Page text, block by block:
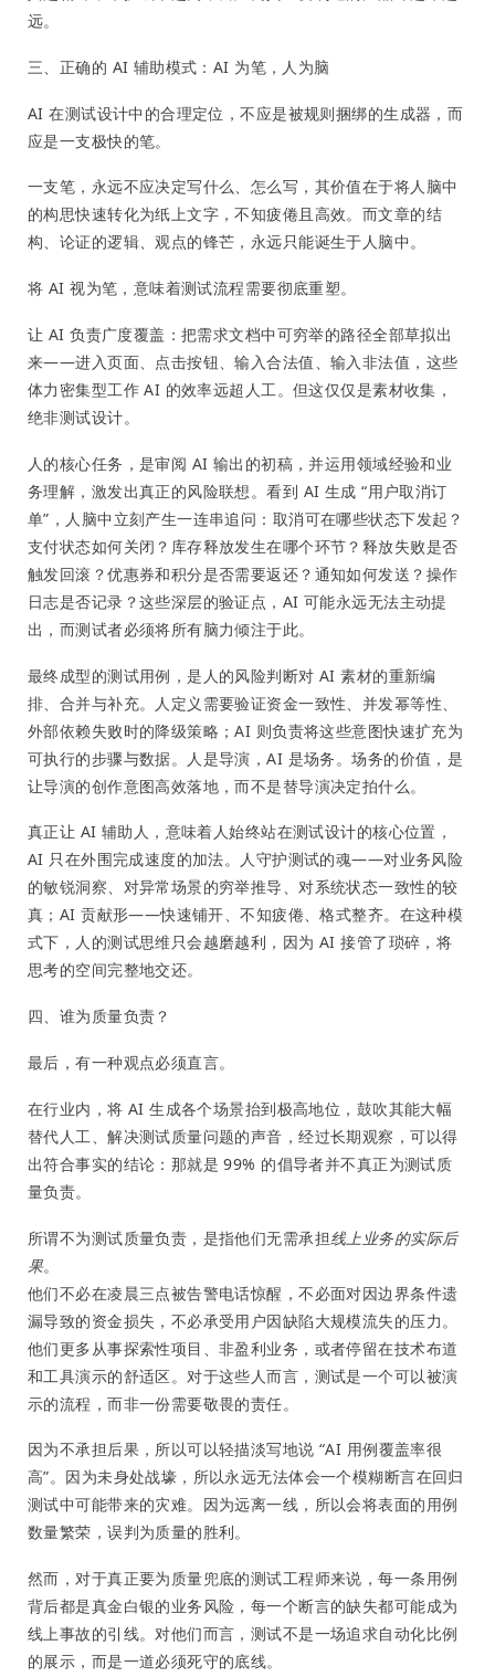
远。
三、正确的 AI 辅助模式：AI 为笔，人为脑
AI 在测试设计中的合理定位，不应是被规则捆绑的生成器，而
应是一支极快的笔。
一支笔，永远不应决定写什么、怎么写，其价值在于将人脑中
的构思快速转化为纸上文字，不知疲倦且高效。而文章的结
构、论证的逻辑、观点的锋芒，永远只能诞生于人脑中。
将 AI 视为笔，意味着测试流程需要彻底重塑。
让 AI 负责广度覆盖：把需求文档中可穷举的路径全部草拟出
来——进入页面、点击按钮、输入合法值、输入非法值，这些
体力密集型工作 AI 的效率远超人工。但这仅仅是素材收集，
绝非测试设计。
人的核心任务，是审阅 AI 输出的初稿，并运用领域经验和业
务理解，激发出真正的风险联想。看到 AI 生成 “用户取消订
单”，人脑中立刻产生一连串追问：取消可在哪些状态下发起？
支付状态如何关闭？库存释放发生在哪个环节？释放失败是否
触发回滚？优惠券和积分是否需要返还？通知如何发送？操作
日志是否记录？这些深层的验证点，AI 可能永远无法主动提
出，而测试者必须将所有脑力倾注于此。
最终成型的测试用例，是人的风险判断对 AI 素材的重新编
排、合并与补充。人定义需要验证资金一致性、并发幂等性、
外部依赖失败时的降级策略；AI 则负责将这些意图快速扩充为
可执行的步骤与数据。人是导演，AI 是场务。场务的价值，是
让导演的创作意图高效落地，而不是替导演决定拍什么。
真正让 AI 辅助人，意味着人始终站在测试设计的核心位置，
AI 只在外围完成速度的加法。人守护测试的魂——对业务风险
的敏锐洞察、对异常场景的穷举推导、对系统状态一致性的较
真；AI 贡献形——快速铺开、不知疲倦、格式整齐。在这种模
式下，人的测试思维只会越磨越利，因为 AI 接管了琐碎，将
思考的空间完整地交还。
四、谁为质量负责？
最后，有一种观点必须直言。
在行业内，将 AI 生成各个场景抬到极高地位，鼓吹其能大幅
替代人工、解决测试质量问题的声音，经过长期观察，可以得
出符合事实的结论：那就是 99% 的倡导者并不真正为测试质
量负责。
所谓不为测试质量负责，是指他们无需承担线上业务的实际后
果。
他们不必在凌晨三点被告警电话惊醒，不必面对因边界条件遗
漏导致的资金损失，不必承受用户因缺陷大规模流失的压力。
他们更多从事探索性项目、非盈利业务，或者停留在技术布道
和工具演示的舒适区。对于这些人而言，测试是一个可以被演
示的流程，而非一份需要敬畏的责任。
因为不承担后果，所以可以轻描淡写地说 “AI 用例覆盖率很
高”。因为未身处战壕，所以永远无法体会一个模糊断言在回归
测试中可能带来的灾难。因为远离一线，所以会将表面的用例
数量繁荣，误判为质量的胜利。
然而，对于真正要为质量兜底的测试工程师来说，每一条用例
背后都是真金白银的业务风险，每一个断言的缺失都可能成为
线上事故的引线。对他们而言，测试不是一场追求自动化比例
的展示，而是一道必须死守的底线。